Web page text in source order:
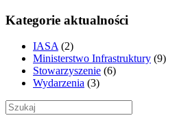
Kategorie aktualności
IASA (2)
Ministerstwo Infrastruktury (9)
Stowarzyszenie (6)
Wydarzenia (3)